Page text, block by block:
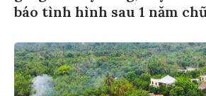
báo tình hình sau 1 năm